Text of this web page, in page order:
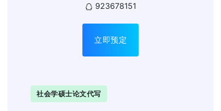
923678151
立即预定
社会学硕士论文代写